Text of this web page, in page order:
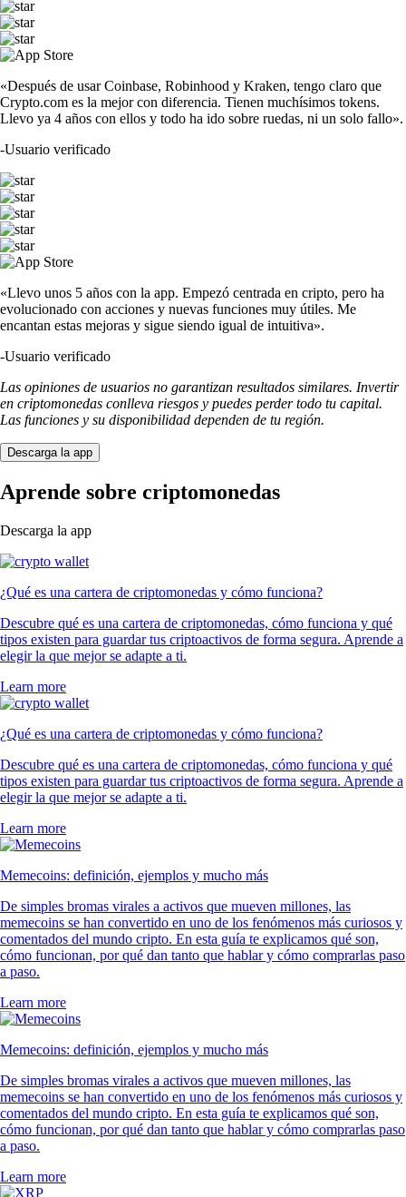
«Después de usar Coinbase, Robinhood y Kraken, tengo claro que
Crypto.com es la mejor con diferencia. Tienen muchísimos tokens.
Llevo ya 4 años con ellos y todo ha ido sobre ruedas, ni un solo fallo».
-Usuario verificado
«Llevo unos 5 años con la app. Empezó centrada en cripto, pero ha
evolucionado con acciones y nuevas funciones muy útiles. Me
encantan estas mejoras y sigue siendo igual de intuitiva».
-Usuario verificado
Las opiniones de usuarios no garantizan resultados similares. Invertir
en criptomonedas conlleva riesgos y puedes perder todo tu capital.
Las funciones y su disponibilidad dependen de tu región.
Descarga la app
Aprende sobre criptomonedas
Descarga la app
¿Qué es una cartera de criptomonedas y cómo funciona?
Descubre qué es una cartera de criptomonedas, cómo funciona y qué
tipos existen para guardar tus criptoactivos de forma segura. Aprende a
elegir la que mejor se adapte a ti.
Learn more
¿Qué es una cartera de criptomonedas y cómo funciona?
Descubre qué es una cartera de criptomonedas, cómo funciona y qué
tipos existen para guardar tus criptoactivos de forma segura. Aprende a
elegir la que mejor se adapte a ti.
Learn more
Memecoins: definición, ejemplos y mucho más
De simples bromas virales a activos que mueven millones, las
memecoins se han convertido en uno de los fenómenos más curiosos y
comentados del mundo cripto. En esta guía te explicamos qué son,
cómo funcionan, por qué dan tanto que hablar y cómo comprarlas paso
a paso.
Learn more
Memecoins: definición, ejemplos y mucho más
De simples bromas virales a activos que mueven millones, las
memecoins se han convertido en uno de los fenómenos más curiosos y
comentados del mundo cripto. En esta guía te explicamos qué son,
cómo funcionan, por qué dan tanto que hablar y cómo comprarlas paso
a paso.
Learn more